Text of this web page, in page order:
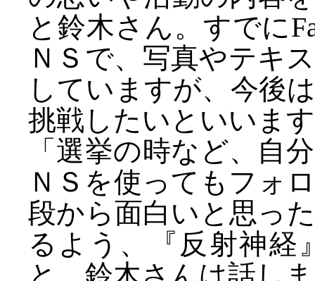
と鈴木さん。すでに
ＮＳで、写真やテキ
していますが、今後
挑戦したいといいま
「選挙の時など、自
ＮＳを使ってもフォ
段から面白いと思っ
るよう、『反射神経